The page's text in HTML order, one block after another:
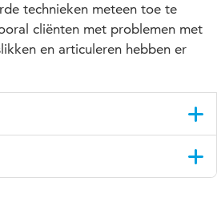
technieken meteen toe te
cliënten met problemen met
en articuleren hebben er
van astrogene en myogene